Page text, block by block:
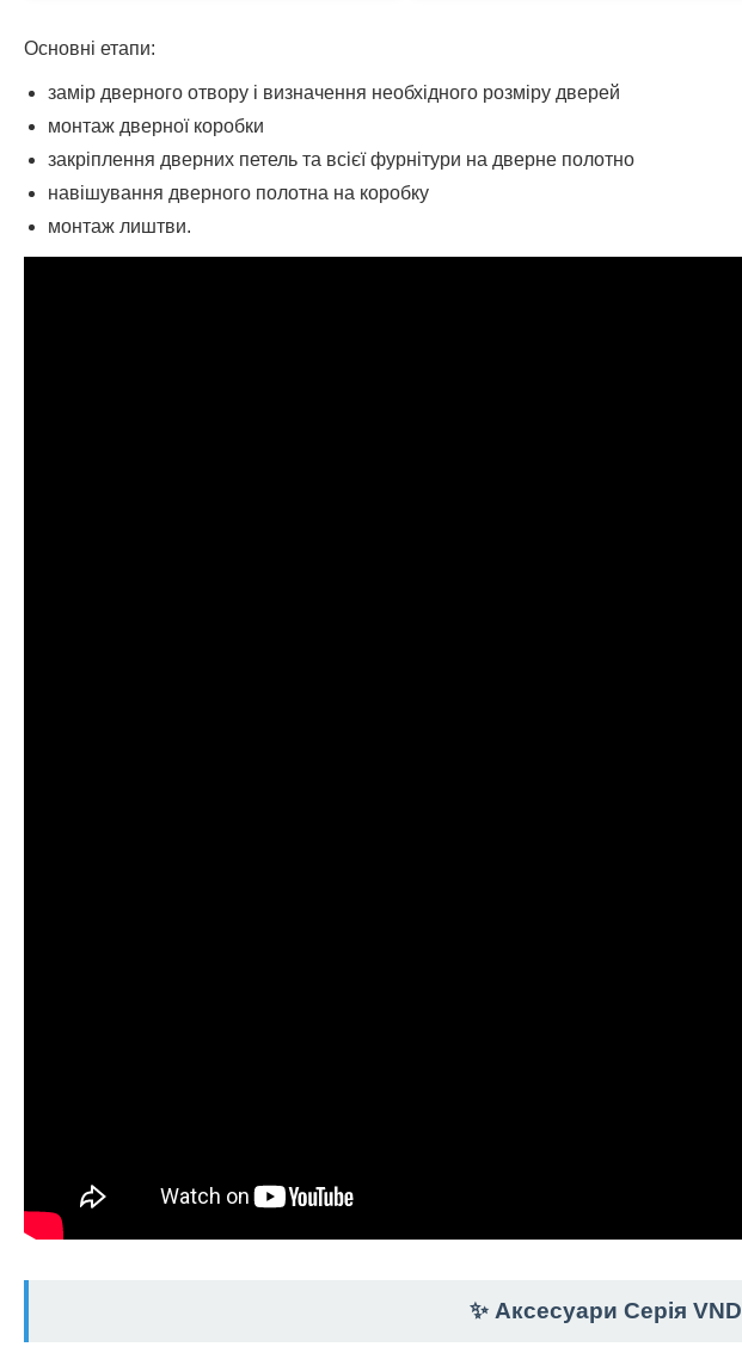
Основні етапи:
замір дверного отвору і визначення необхідного розміру дверей
монтаж дверної коробки
закріплення дверних петель та всієї фурнітури на дверне полотно
навішування дверного полотна на коробку
монтаж лиштви.
✨ Аксесуари Серія VND